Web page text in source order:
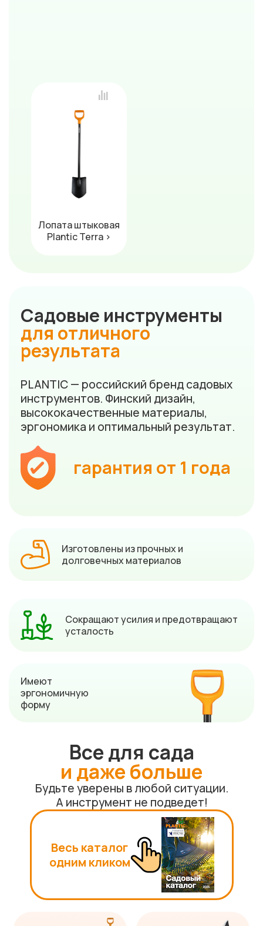
Лопата штыковая
Plantic Terra ›
Садовые инструменты
для отличного
результата
PLANTIC — российский бренд садовых
инструментов. Финский дизайн,
высококачественные материалы,
эргономика и оптимальный результат.
гарантия от 1 года
Изготовлены из прочных и
долговечных материалов
Сокращают усилия и предотвращают
усталость
Имеют
эргономичную
форму
Все для сада
и даже больше
Будьте уверены в любой ситуации.
А инструмент не подведет!
Весь каталог
одним кликом